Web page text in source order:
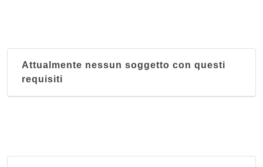
Attualmente nessun soggetto con questi
requisiti